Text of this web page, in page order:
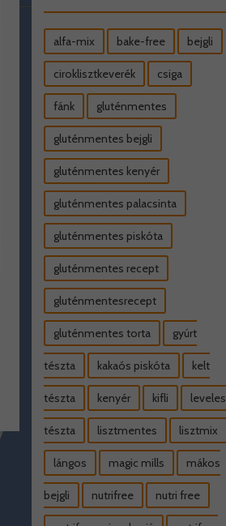
alfa-mix bake-free bejgli
ciroklisztkeverék csiga
fánk gluténmentes
gluténmentes bejgli
gluténmentes kenyér
gluténmentes palacsinta
gluténmentes piskóta
gluténmentes recept
gluténmentesrecept
gluténmentes torta gyúrt
tészta kakaós piskóta kelt
tészta kenyér kifli leveles
tészta lisztmentes lisztmix
lángos magic mills mákos
bejgli nutrifree nutri free